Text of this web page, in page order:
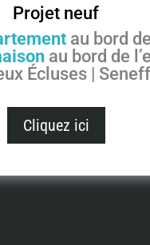
Projet neuf
au bord
au bord de
Écluses |
Cliquez ici